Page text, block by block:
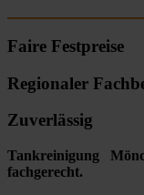
Faire Festpreise
Regionaler
Zuverlässig
Tankreinigung
fachgerecht.